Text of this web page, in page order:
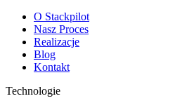
O Stackpilot
Nasz Proces
Realizacje
Blog
Kontakt
Technologie